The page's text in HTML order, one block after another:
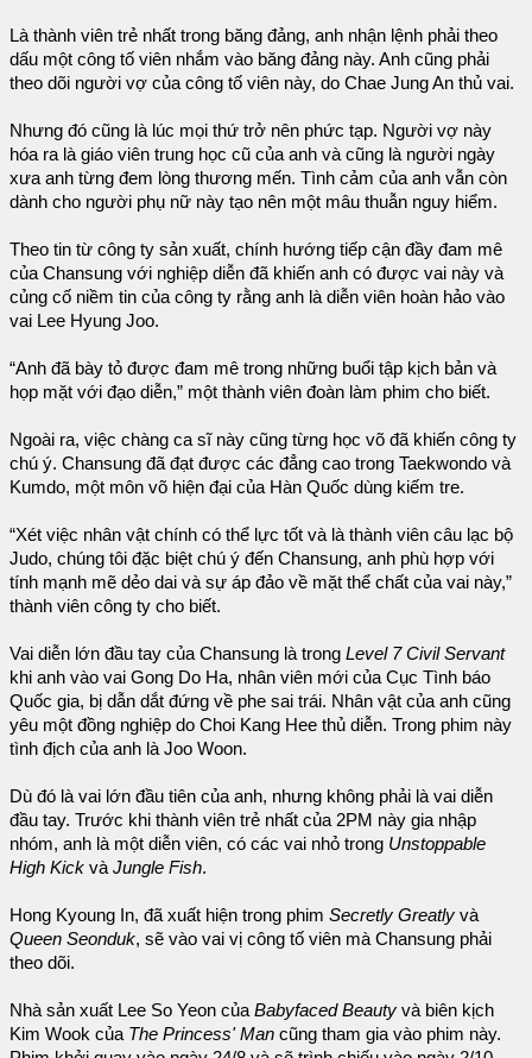
Là thành viên trẻ nhất trong băng đảng, anh nhận lệnh phải theo
dấu một công tố viên nhắm vào băng đảng này. Anh cũng phải
theo dõi người vợ của công tố viên này, do Chae Jung An thủ vai.
Nhưng đó cũng là lúc mọi thứ trở nên phức tạp. Người vợ này
hóa ra là giáo viên trung học cũ của anh và cũng là người ngày
xưa anh từng đem lòng thương mến. Tình cảm của anh vẫn còn
dành cho người phụ nữ này tạo nên một mâu thuẫn nguy hiểm.
Theo tin từ công ty sản xuất, chính hướng tiếp cận đầy đam mê
của Chansung với nghiệp diễn đã khiến anh có được vai này và
củng cố niềm tin của công ty rằng anh là diễn viên hoàn hảo vào
vai Lee Hyung Joo.
“Anh đã bày tỏ được đam mê trong những buổi tập kịch bản và
họp mặt với đạo diễn,” một thành viên đoàn làm phim cho biết.
Ngoài ra, việc chàng ca sĩ này cũng từng học võ đã khiến công ty
chú ý. Chansung đã đạt được các đẳng cao trong Taekwondo và
Kumdo, một môn võ hiện đại của Hàn Quốc dùng kiếm tre.
“Xét việc nhân vật chính có thể lực tốt và là thành viên câu lạc bộ
Judo, chúng tôi đặc biệt chú ý đến Chansung, anh phù hợp với
tính mạnh mẽ dẻo dai và sự áp đảo về mặt thể chất của vai này,”
thành viên công ty cho biết.
Vai diễn lớn đầu tay của Chansung là trong Level 7 Civil Servant
khi anh vào vai Gong Do Ha, nhân viên mới của Cục Tình báo
Quốc gia, bị dẫn dắt đứng về phe sai trái. Nhân vật của anh cũng
yêu một đồng nghiệp do Choi Kang Hee thủ diễn. Trong phim này
tình địch của anh là Joo Woon.
Dù đó là vai lớn đầu tiên của anh, nhưng không phải là vai diễn
đầu tay. Trước khi thành viên trẻ nhất của 2PM này gia nhập
nhóm, anh là một diễn viên, có các vai nhỏ trong Unstoppable
High Kick và Jungle Fish.
Hong Kyoung In, đã xuất hiện trong phim Secretly Greatly và
Queen Seonduk, sẽ vào vai vị công tố viên mà Chansung phải
theo dõi.
Nhà sản xuất Lee So Yeon của Babyfaced Beauty và biên kịch
Kim Wook của The Princess' Man cũng tham gia vào phim này.